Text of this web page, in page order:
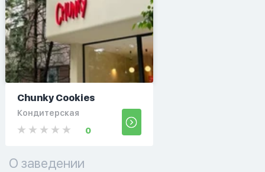
Chunky Cookies
Кондитерская
0
О заведении